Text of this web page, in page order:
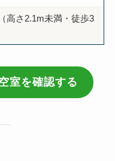
高さ2.1m未満・徒歩3
室を確認する